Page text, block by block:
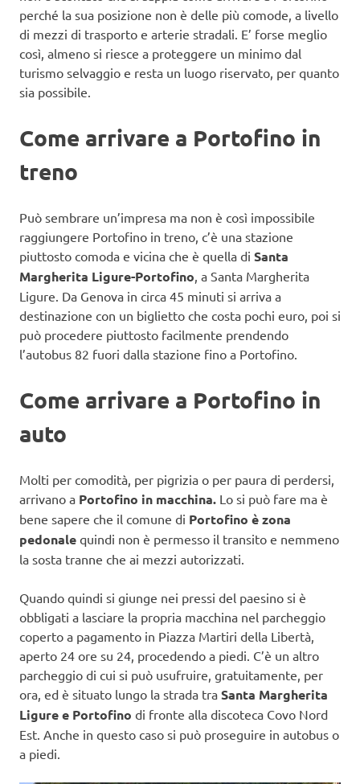
perché la sua posizione non è delle più comode, a livello
di mezzi di trasporto e arterie stradali. E’ forse meglio
così, almeno si riesce a proteggere un minimo dal
turismo selvaggio e resta un luogo riservato, per quanto
sia possibile.
Come arrivare a Portofino in
treno
Può sembrare un’impresa ma non è così impossibile
raggiungere Portofino in treno, c’è una stazione
piuttosto comoda e vicina che è quella di Santa
Margherita Ligure-Portofino , a Santa Margherita
Ligure. Da Genova in circa 45 minuti si arriva a
destinazione con un biglietto che costa pochi euro, poi si
può procedere piuttosto facilmente prendendo
l’autobus 82 fuori dalla stazione fino a Portofino.
Come arrivare a Portofino in
auto
Molti per comodità, per pigrizia o per paura di perdersi,
arrivano a Portofino in macchina. Lo si può fare ma è
bene sapere che il comune di Portofino è zona
pedonale quindi non è permesso il transito e nemmeno
la sosta tranne che ai mezzi autorizzati.
Quando quindi si giunge nei pressi del paesino si è
obbligati a lasciare la propria macchina nel parcheggio
coperto a pagamento in Piazza Martiri della Libertà,
aperto 24 ore su 24, procedendo a piedi. C’è un altro
parcheggio di cui si può usufruire, gratuitamente, per
ora, ed è situato lungo la strada tra Santa Margherita
Ligure e Portofino di fronte alla discoteca Covo Nord
Est. Anche in questo caso si può proseguire in autobus o
a piedi.